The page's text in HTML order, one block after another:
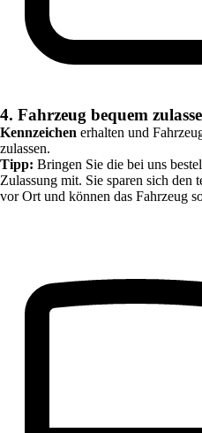
4. Fahrzeug bequem
Kennzeichen erhalten und
zulassen.
Tipp: Bringen Sie die bei uns
Zulassung mit. Sie sparen sich den
vor Ort und können das Fahrzeug